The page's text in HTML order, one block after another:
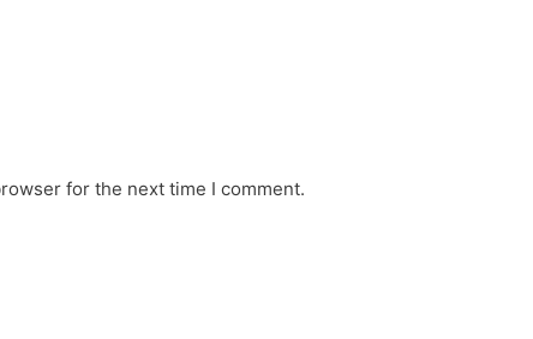
for the next time I comment.